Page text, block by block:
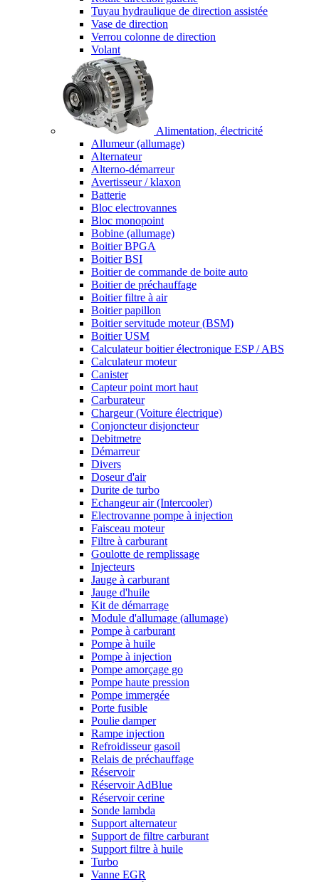
Tuyau hydraulique de direction assistée
Vase de direction
Verrou colonne de direction
Volant
Alimentation, électricité
Allumeur (allumage)
Alternateur
Alterno-démarreur
Avertisseur / klaxon
Batterie
Bloc electrovannes
Bloc monopoint
Bobine (allumage)
Boitier BPGA
Boitier BSI
Boitier de commande de boite auto
Boitier de préchauffage
Boitier filtre à air
Boitier papillon
Boitier servitude moteur (BSM)
Boitier USM
Calculateur boitier électronique ESP / ABS
Calculateur moteur
Canister
Capteur point mort haut
Carburateur
Chargeur (Voiture électrique)
Conjoncteur disjoncteur
Debitmetre
Démarreur
Divers
Doseur d'air
Durite de turbo
Echangeur air (Intercooler)
Electrovanne pompe à injection
Faisceau moteur
Filtre à carburant
Goulotte de remplissage
Injecteurs
Jauge à carburant
Jauge d'huile
Kit de démarrage
Module d'allumage (allumage)
Pompe à carburant
Pompe à huile
Pompe à injection
Pompe amorçage go
Pompe haute pression
Pompe immergée
Porte fusible
Poulie damper
Rampe injection
Refroidisseur gasoil
Relais de préchauffage
Réservoir
Réservoir AdBlue
Réservoir cerine
Sonde lambda
Support alternateur
Support de filtre carburant
Support filtre à huile
Turbo
Vanne EGR